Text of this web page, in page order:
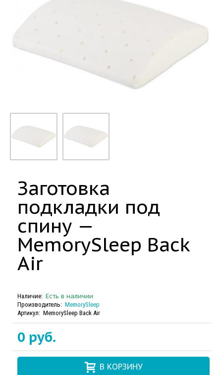
Заготовка
подкладки под
спину —
MemorySleep Back
Air
Наличие: Есть в наличии
Производитель: MemorySleep
Артикул: MemorySleep Back Air
0 руб.
В КОРЗИНУ